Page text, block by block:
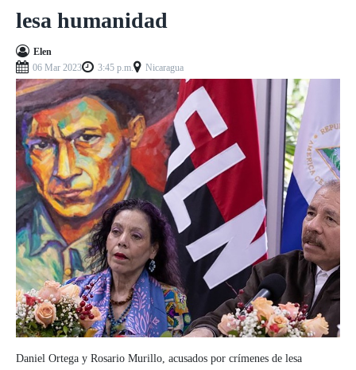
lesa humanidad
Elen
06 Mar 2023
3:45 p.m. Nicaragua
Daniel Ortega y Rosario Murillo, acusados por crímenes de lesa